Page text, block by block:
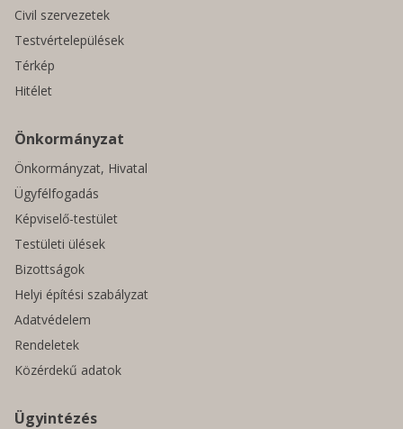
Civil szervezetek
Testvértelepülések
Térkép
Hitélet
Önkormányzat
Önkormányzat, Hivatal
Ügyfélfogadás
Képviselő-testület
Testületi ülések
Bizottságok
Helyi építési szabályzat
Adatvédelem
Rendeletek
Közérdekű adatok
Ügyintézés